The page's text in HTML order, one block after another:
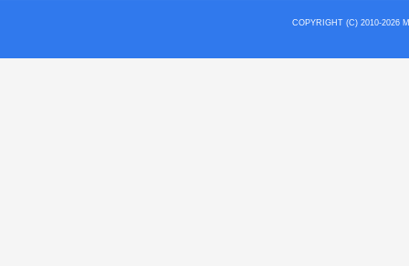
COPYRIGHT (C) 2010-